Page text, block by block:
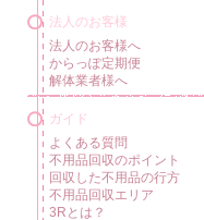
法人のお客様
法人のお客様へ
からっぽ定期便
解体業者様へ
ガイド
よくある質問
不用品回収のポイント
回収した不用品の行方
不用品回収エリア
3Rとは？